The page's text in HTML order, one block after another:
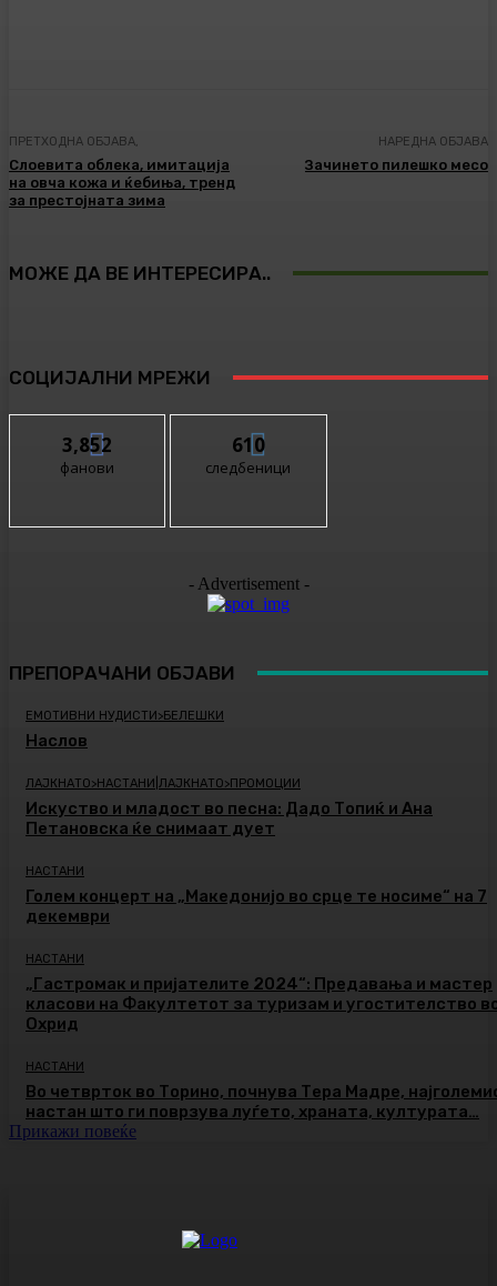
ПРЕТХОДНА ОБЈАВА,
Слоевита облека, имитација
на овча кожа и ќебиња, тренд
за престојната зима
НАРЕДНА ОБЈАВА
Зачинето пилешко месо
МОЖЕ ДА ВЕ ИНТЕРЕСИРА..
СОЦИЈАЛНИ МРЕЖИ
3,852
фанови
610
следбеници
- Advertisement -
ПРЕПОРАЧАНИ ОБЈАВИ
ЕМОТИВНИ НУДИСТИ>БЕЛЕШКИ
Наслов
ЛАЈКНАТО>НАСТАНИ|ЛАЈКНАТО>ПРОМОЦИИ
Искуство и младост во песна: Дадо Топиќ и Ана
Петановска ќе снимаат дует
НАСТАНИ
Голем концерт на „Македонијо во срце те носиме“ на 7
декември
НАСТАНИ
„Гастромак и пријателите 2024“: Предавања и мастер
класови на Факултетот за туризам и угостителство
Охрид
НАСТАНИ
Во четврток во Торино, почнува Тера Мадре,
настан што ги поврзува луѓето, храната, културата…
Прикажи повеќе